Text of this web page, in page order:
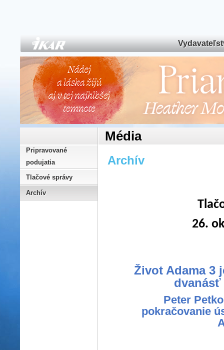
Pripravované
podujatia
Tlačové správy
Archív
Média
Archív
26.
Život Adama 3
dvanásť
Peter
pokračovanie